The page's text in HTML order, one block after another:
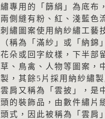
繡專用的「篩絹」為底布
兩側縫有粉、紅、淺藍色
刺繡圖案使用納紗繡工藝
（稱為「滿紗」或「納錦
花朵或回字紋樣，下半部
草、鳥禽、人物等圖案，
製，其餘5片採用納紗繡製
雲肩又稱為「雲披」，是
頭的裝飾品，由數件繡片
頭式，因此被稱為「雲肩